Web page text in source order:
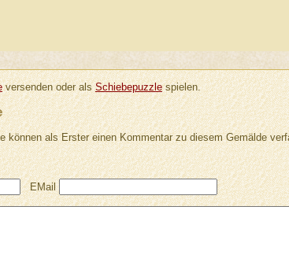
versenden oder alsSchiebepuzzlespielen.
können als Erster einen Kommentar zu diesem Gemälde
EMail